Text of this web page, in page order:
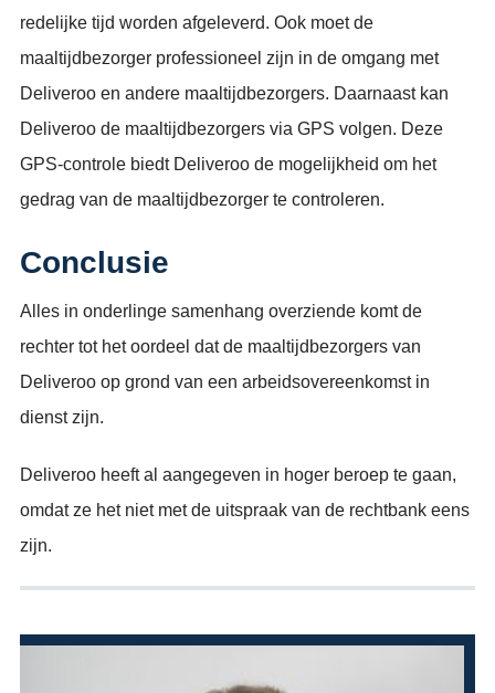
redelijke tijd worden afgeleverd. Ook moet de
maaltijdbezorger professioneel zijn in de omgang met
Deliveroo en andere maaltijdbezorgers. Daarnaast kan
Deliveroo de maaltijdbezorgers via GPS volgen. Deze
GPS-controle biedt Deliveroo de mogelijkheid om het
gedrag van de maaltijdbezorger te controleren.
Conclusie
Alles in onderlinge samenhang overziende komt de
rechter tot het oordeel dat de maaltijdbezorgers van
Deliveroo op grond van een arbeidsovereenkomst in
dienst zijn.
Deliveroo heeft al aangegeven in hoger beroep te gaan,
omdat ze het niet met de uitspraak van de rechtbank eens
zijn.